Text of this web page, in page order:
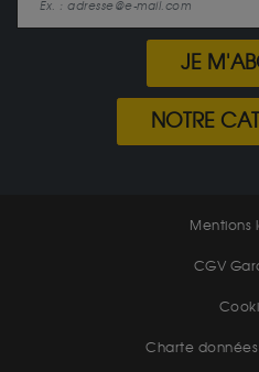
JE
NOTRE
Mentions
CGV
Charte